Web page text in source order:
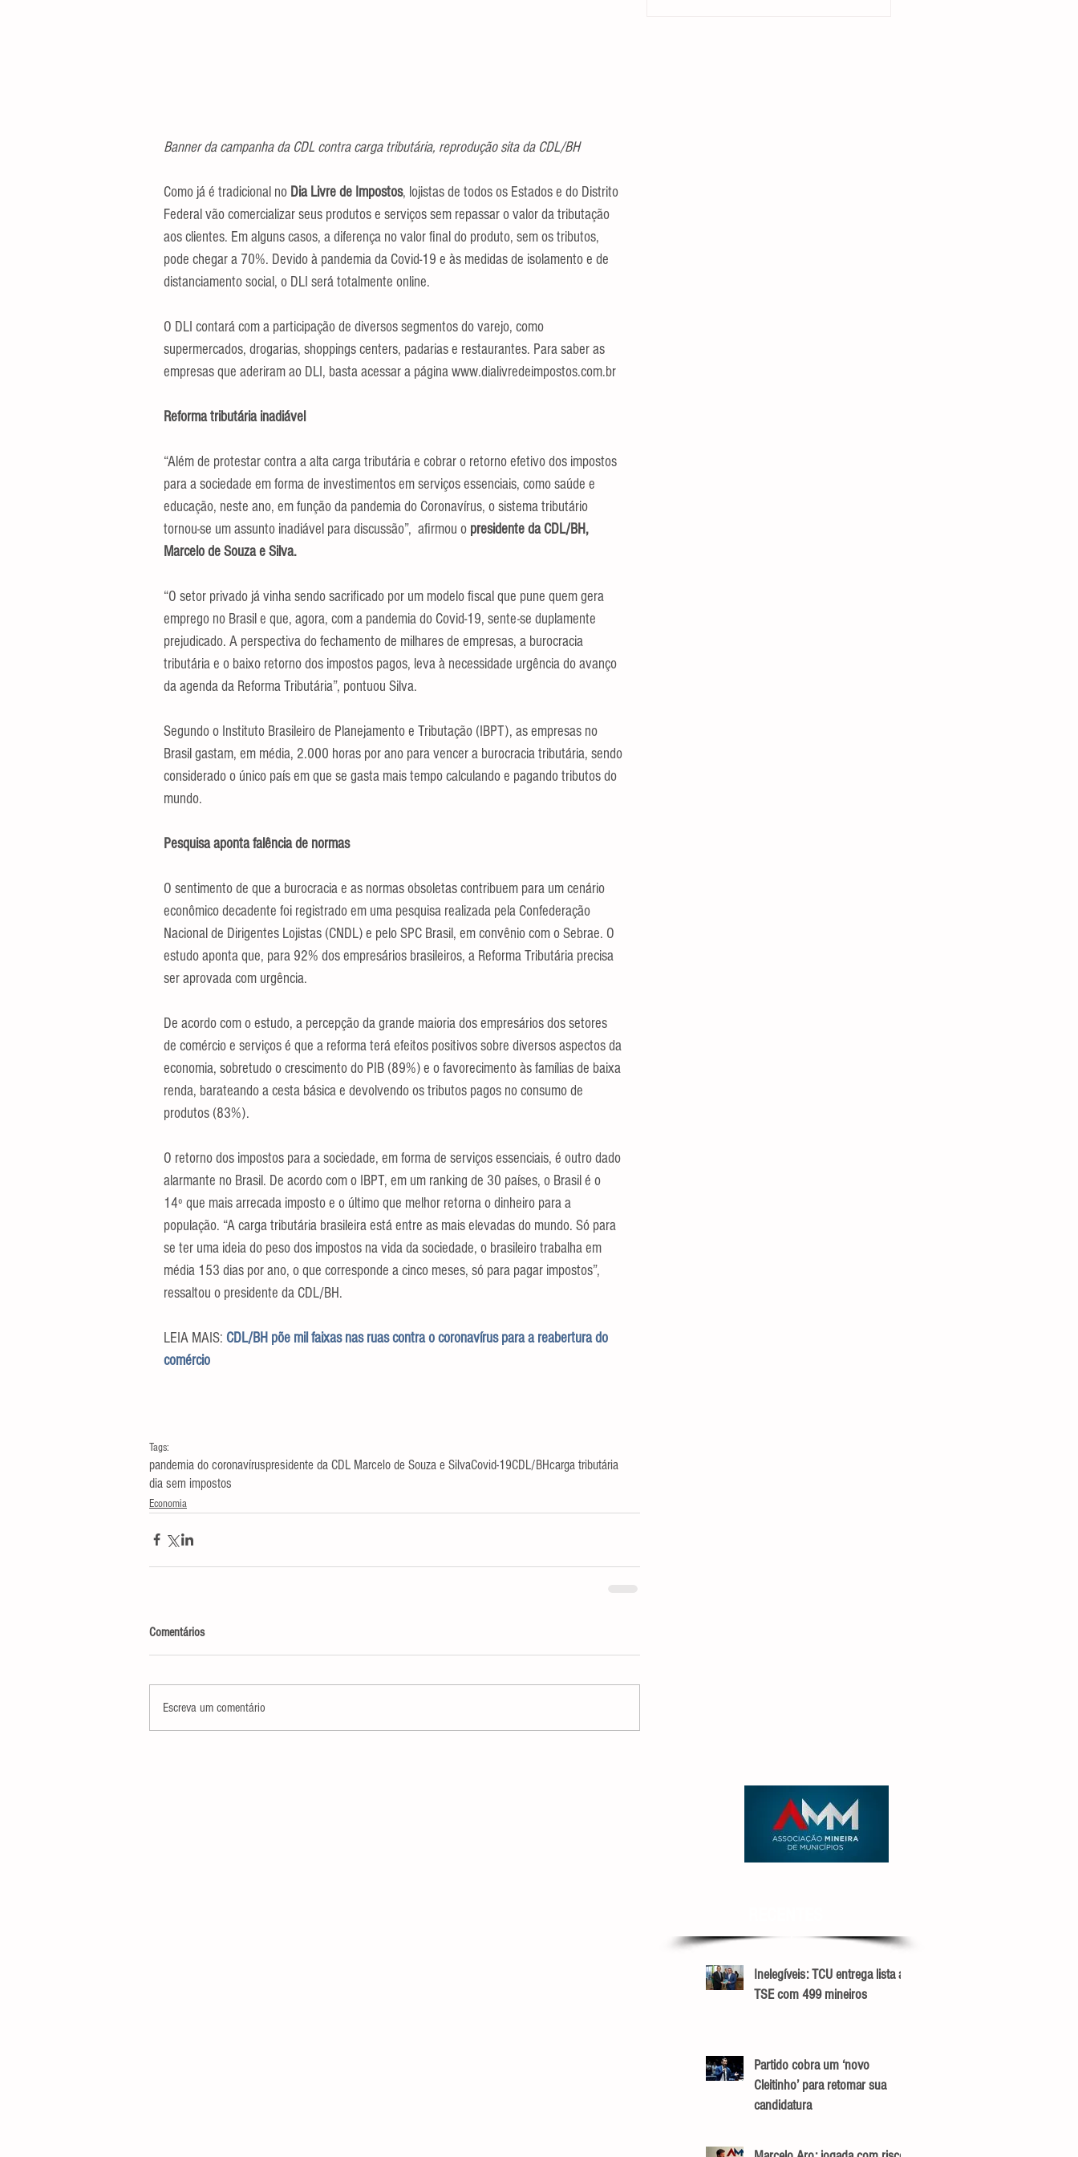
Banner da campanha da CDL contra carga tributária, reprodução sita da CDL/BH
Como já é tradicional no Dia Livre de Impostos, lojistas de todos os Estados e do Distrito
Federal vão comercializar seus produtos e serviços sem repassar o valor da tributação
aos clientes. Em alguns casos, a diferença no valor final do produto, sem os tributos,
pode chegar a 70%. Devido à pandemia da Covid-19 e às medidas de isolamento e de
distanciamento social, o DLI será totalmente online.
O DLI contará com a participação de diversos segmentos do varejo, como
supermercados, drogarias, shoppings centers, padarias e restaurantes. Para saber as
empresas que aderiram ao DLI, basta acessar a página www.dialivredeimpostos.com.br
Reforma tributária inadiável
“Além de protestar contra a alta carga tributária e cobrar o retorno efetivo dos impostos
para a sociedade em forma de investimentos em serviços essenciais, como saúde e
educação, neste ano, em função da pandemia do Coronavírus, o sistema tributário
tornou-se um assunto inadiável para discussão”,  afirmou o presidente da CDL/BH,
Marcelo de Souza e Silva.
“O setor privado já vinha sendo sacrificado por um modelo fiscal que pune quem gera
emprego no Brasil e que, agora, com a pandemia do Covid-19, sente-se duplamente
prejudicado. A perspectiva do fechamento de milhares de empresas, a burocracia
tributária e o baixo retorno dos impostos pagos, leva à necessidade urgência do avanço
da agenda da Reforma Tributária”, pontuou Silva.
Segundo o Instituto Brasileiro de Planejamento e Tributação (IBPT), as empresas no
Brasil gastam, em média, 2.000 horas por ano para vencer a burocracia tributária, sendo
considerado o único país em que se gasta mais tempo calculando e pagando tributos do
mundo.
Pesquisa aponta falência de normas
O sentimento de que a burocracia e as normas obsoletas contribuem para um cenário
econômico decadente foi registrado em uma pesquisa realizada pela Confederação
Nacional de Dirigentes Lojistas (CNDL) e pelo SPC Brasil, em convênio com o Sebrae. O
estudo aponta que, para 92% dos empresários brasileiros, a Reforma Tributária precisa
ser aprovada com urgência.
De acordo com o estudo, a percepção da grande maioria dos empresários dos setores
de comércio e serviços é que a reforma terá efeitos positivos sobre diversos aspectos da
economia, sobretudo o crescimento do PIB (89%) e o favorecimento às famílias de baixa
renda, barateando a cesta básica e devolvendo os tributos pagos no consumo de
produtos (83%).
O retorno dos impostos para a sociedade, em forma de serviços essenciais, é outro dado
alarmante no Brasil. De acordo com o IBPT, em um ranking de 30 países, o Brasil é o
14º que mais arrecada imposto e o último que melhor retorna o dinheiro para a
população. “A carga tributária brasileira está entre as mais elevadas do mundo. Só para
se ter uma ideia do peso dos impostos na vida da sociedade, o brasileiro trabalha em
média 153 dias por ano, o que corresponde a cinco meses, só para pagar impostos”,
ressaltou o presidente da CDL/BH.
LEIA MAIS: CDL/BH põe mil faixas nas ruas contra o coronavírus para a reabertura do
comércio
Tags:
pandemia do coronavíruspresidente da CDL Marcelo de Souza e SilvaCovid-19CDL/BHcarga tributária
dia sem impostos
Economia
Comentários
Escreva um comentário
Inelegíveis: TCU entrega lista ao
TSE com 499 mineiros
Partido cobra um ‘novo
Cleitinho’ para retomar sua
candidatura